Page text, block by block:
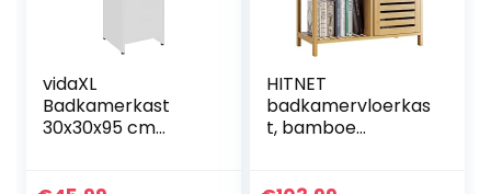
vidaXL
Badkamerkast
30x30x95 cm
HITNET
badkamervloerkas
t, bamboe